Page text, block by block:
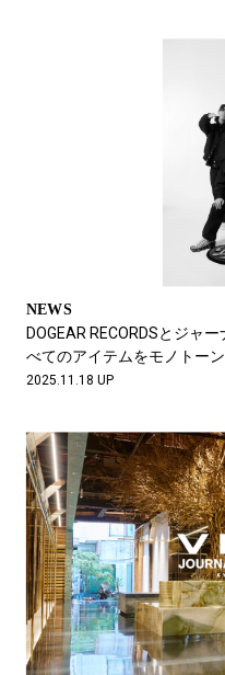
NEWS
DOGEAR RECORDSとジャ
べてのアイテムをモノトー
2025.11.18 UP